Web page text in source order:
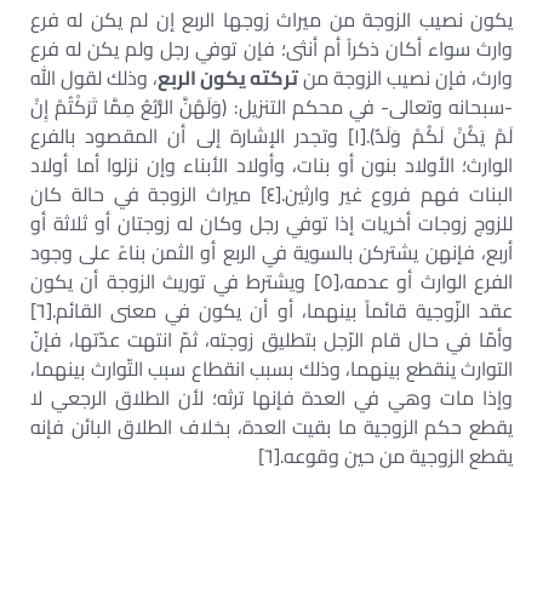
يكون نصيب الزوجة من ميراث زوجها الربع إن لم يكن له فرع
وارث سواء أكان ذكراً أم أنثى؛ فإن توفي رجل ولم يكن له فرع
وارث، فإن نصيب الزوجة منتركته يكون الربع، وذلك لقول الله
-سبحانه وتعالى- في محكم التنزيل: (وَلَهُنَّ الرُّبُعُ مِمَّا تَرَكْتُمْ إِنْ
لَمْ يَكُنْ لَكُمْ وَلَدٌ).[١] وتجدر الإشارة إلى أن المقصود بالفرع
الوارث؛ الأولاد بنون أو بنات، وأولاد الأبناء وإن نزلوا أما أولاد
البنات فهم فروع غير وارثين.[٤] ميراث الزوجة في حالة كان
للزوج زوجات أخريات إذا توفي رجل وكان له زوجتان أو ثلاثة أو
أربع، فإنهن يشتركن بالسوية في الربع أو الثمن بناءً على وجود
الفرع الوارث أو عدمه،[٥] ويشترط في توريث الزوجة أن يكون
عقد الزّوجية قائماً بينهما، أو أن يكون في معنى القائم.[٦]
وأمّا في حال قام الرّجل بتطليق زوجته، ثمّ انتهت عدّتها، فإنّ
التوارث ينقطع بينهما، وذلك بسبب انقطاع سبب التّوارث بينهما،
وإذا مات وهي في العدة فإنها ترثه؛ لأن الطلاق الرجعي لا
يقطع حكم الزوجية ما بقيت العدة، بخلاف الطلاق البائن فإنه
يقطع الزوجية من حين وقوعه.[٦]